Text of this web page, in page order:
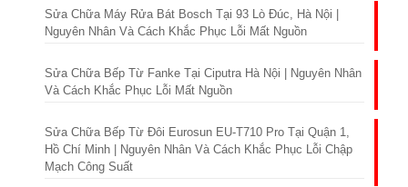
Sửa Chữa Máy Rửa Bát Bosch Tại 93 Lò Đúc, Hà Nội |
Nguyên Nhân Và Cách Khắc Phục Lỗi Mất Nguồn
Sửa Chữa Bếp Từ Fanke Tại Ciputra Hà Nội | Nguyên Nhân
Và Cách Khắc Phục Lỗi Mất Nguồn
Sửa Chữa Bếp Từ Đôi Eurosun EU-T710 Pro Tại Quận 1,
Hồ Chí Minh | Nguyên Nhân Và Cách Khắc Phục Lỗi Chập
Mạch Công Suất